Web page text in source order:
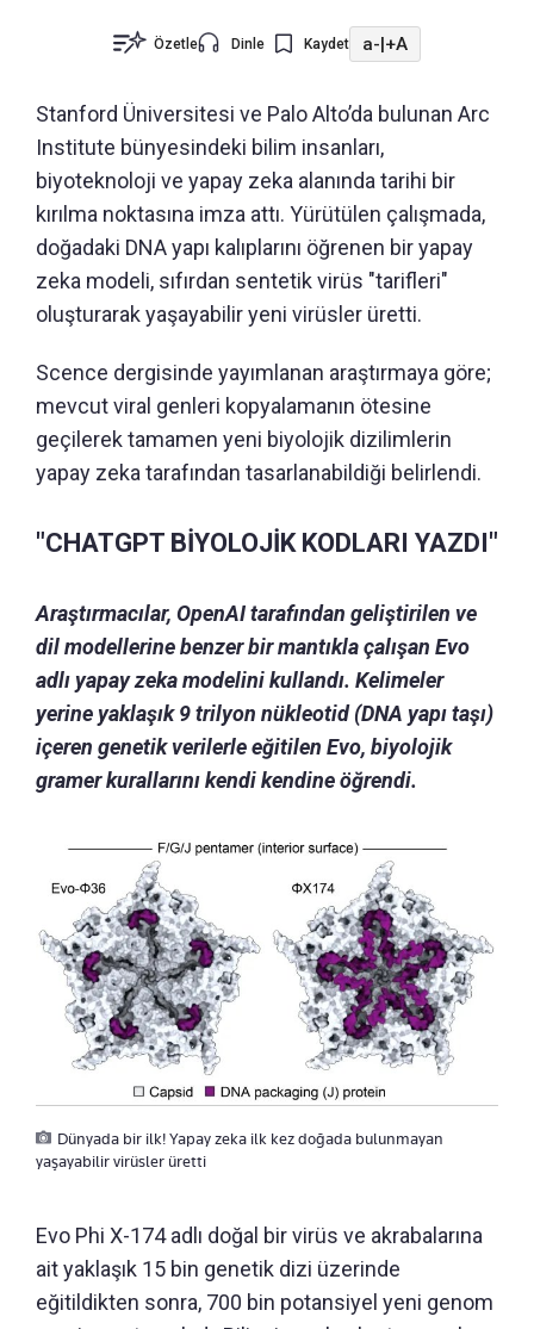
Özetle Dinle Kaydet a-|+A
Stanford Üniversitesi ve Palo Alto’da bulunan Arc
Institute bünyesindeki bilim insanları,
biyoteknoloji ve yapay zeka alanında tarihi bir
kırılma noktasına imza attı. Yürütülen çalışmada,
doğadaki DNA yapı kalıplarını öğrenen bir yapay
zeka modeli, sıfırdan sentetik virüs "tarifleri"
oluşturarak yaşayabilir yeni virüsler üretti.
Scence dergisinde yayımlanan araştırmaya göre;
mevcut viral genleri kopyalamanın ötesine
geçilerek tamamen yeni biyolojik dizilimlerin
yapay zeka tarafından tasarlanabildiği belirlendi.
"CHATGPT BİYOLOJİK KODLARI YAZDI"
Araştırmacılar, OpenAI tarafından geliştirilen ve
dil modellerine benzer bir mantıkla çalışan Evo
adlı yapay zeka modelini kullandı. Kelimeler
yerine yaklaşık 9 trilyon nükleotid (DNA yapı taşı)
içeren genetik verilerle eğitilen Evo, biyolojik
gramer kurallarını kendi kendine öğrendi.
Dünyada bir ilk! Yapay zeka ilk kez doğada bulunmayan
yaşayabilir virüsler üretti
Evo Phi X-174 adlı doğal bir virüs ve akrabalarına
ait yaklaşık 15 bin genetik dizi üzerinde
eğitildikten sonra, 700 bin potansiyel yeni genom